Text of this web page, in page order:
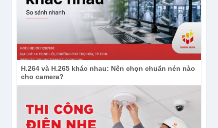
H.264 và H.265 khác nhau: Nên chọn chuẩn nén nào
cho camera?